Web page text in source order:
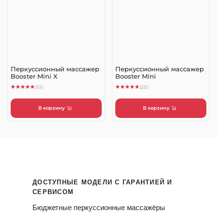
Перкуссионный массажер
Booster Mini X
(10)
В корзину
Перкуссионный массажер
Booster Mini
(25)
В корзину
ДОСТУПНЫЕ МОДЕЛИ С ГАРАНТИЕЙ И
СЕРВИСОМ
Бюджетные перкуссионные массажёры